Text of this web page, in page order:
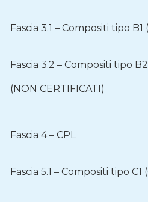
Fascia 3.1 – Compositi tipo B1
Fascia 3.2 – Compositi tipo B2
(NON CERTIFICATI)
Fascia 4 – CPL
Fascia 5.1 – Compositi tipo C1